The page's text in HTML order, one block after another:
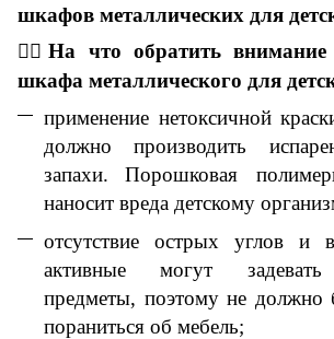
шкафов металлических для
👇🏼На что обратить
шкафа металлического для
применение нетоксичной
должно производить
запахи.
Порошковая
наносит вреда детскому
отсутствие острых углов и
активные могут
предметы, поэтому не должно
пораниться об мебель;